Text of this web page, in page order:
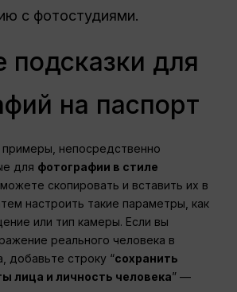
с фотостудиями.
подсказки для
на паспорт
непосредственно
для фотографии в стиле
скопировать и вставить их в
настроить такие параметры, как
или тип камеры. Если вы
реального человека в
добавьте строку “сохранить
лица и личность человека” —